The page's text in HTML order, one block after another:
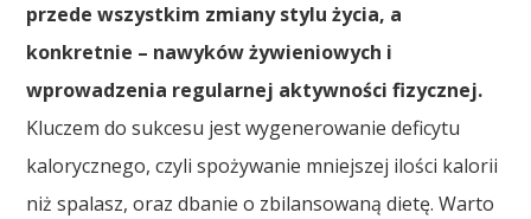
przede wszystkim zmiany stylu życia, a
konkretnie – nawyków żywieniowych i
wprowadzenia regularnej aktywności fizycznej.
Kluczem do sukcesu jest wygenerowanie deficytu
kalorycznego, czyli spożywanie mniejszej ilości kalorii
niż spalasz, oraz dbanie o zbilansowaną dietę. Warto